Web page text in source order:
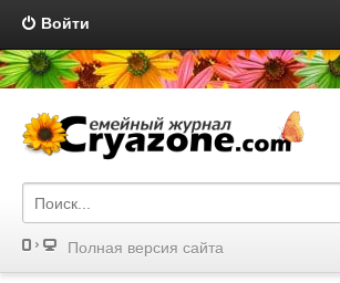
Войти
Полная версия сайта